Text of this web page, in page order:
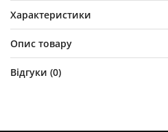
Характеристики
Опис товару
Відгуки (0)